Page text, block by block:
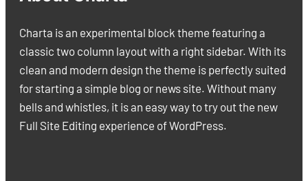
Charta is an experimental block theme featuring a
classic two column layout with a right sidebar. With its
clean and modern design the theme is perfectly suited
for starting a simple blog or news site. Without many
bells and whistles, it is an easy way to try out the new
Full Site Editing experience of WordPress.